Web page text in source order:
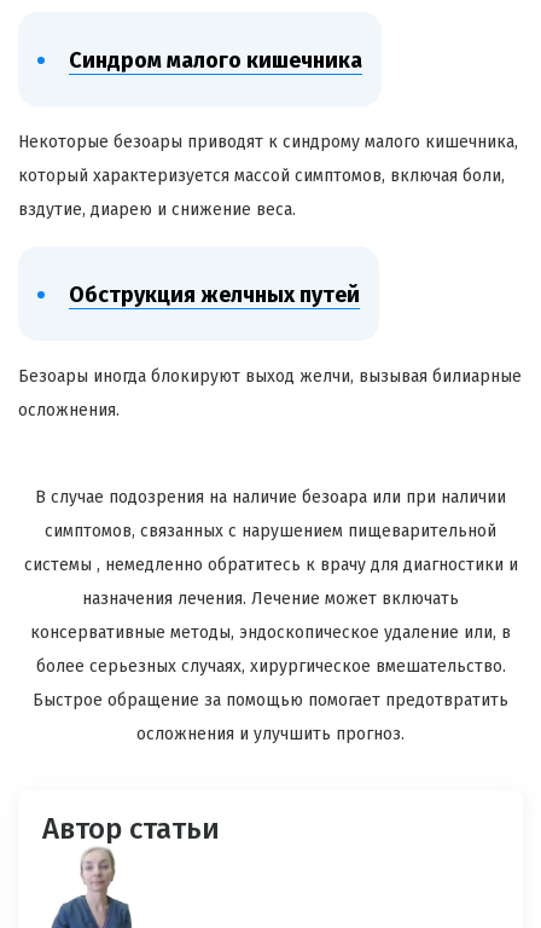
Синдром малого кишечника
Некоторые безоары приводят к синдрому малого кишечника,
который характеризуется массой симптомов, включая боли,
вздутие, диарею и снижение веса.
Обструкция желчных путей
Безоары иногда блокируют выход желчи, вызывая билиарные
осложнения.
В случае подозрения на наличие безоара или при наличии
симптомов, связанных с нарушением пищеварительной
системы , немедленно обратитесь к врачу для диагностики и
назначения лечения. Лечение может включать
консервативные методы, эндоскопическое удаление или, в
более серьезных случаях, хирургическое вмешательство.
Быстрое обращение за помощью помогает предотвратить
осложнения и улучшить прогноз.
Автор статьи